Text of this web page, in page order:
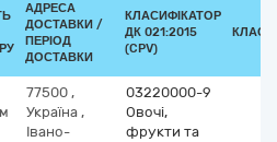
АДРЕСА
ДОСТАВКИ /
ПЕРІОД
ДОСТАВКИ
КЛАСИФІКАТОР
ДК 021:2015
(CPV)
77500 ,
Україна ,
Івано-
03220000-9
Овочі,
фрукти та